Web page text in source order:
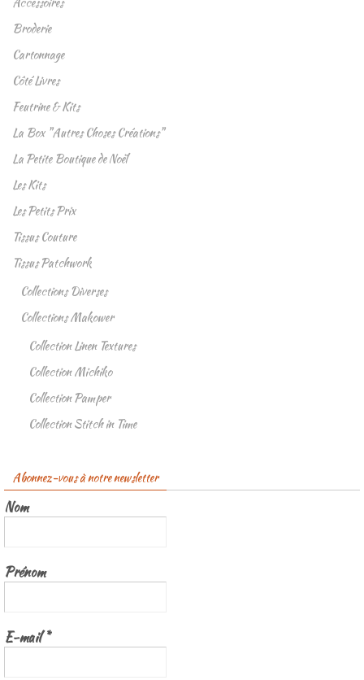
Broderie
Cartonnage
Côté Livres
Feutrine & Kits
La Box "Autres Choses Créations"
La Petite Boutique de Noël
Les Kits
Les Petits Prix
Tissus Couture
Tissus Patchwork
Collections Diverses
Collections Makower
Collection Linen Textures
Collection Michiko
Collection Pamper
Collection Stitch in Time
Abonnez-vous à notre newsletter
Nom
Prénom
E-mail*